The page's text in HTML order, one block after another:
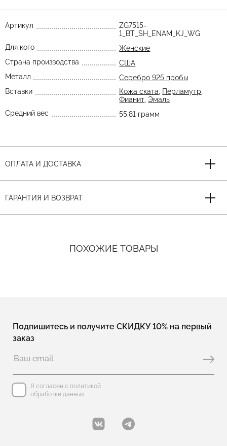
Артикул
ZG7515-
1_BT_SH_ENAM_KJ_WG
Для кого
Женские
Страна производства
США
Металл
Серебро 925 пробы
Вставки
Кожа ската Перламутр
Фианит Эмаль
Средний вес
55,81 грамм
ОПЛАТА И ДОСТАВКА
ГАРАНТИЯ И ВОЗВРАТ
ПОХОЖИЕ ТОВАРЫ
Подпишитесь и получите СКИДКУ 10% на первый
заказ
Я согласен с политикой
обработки данных